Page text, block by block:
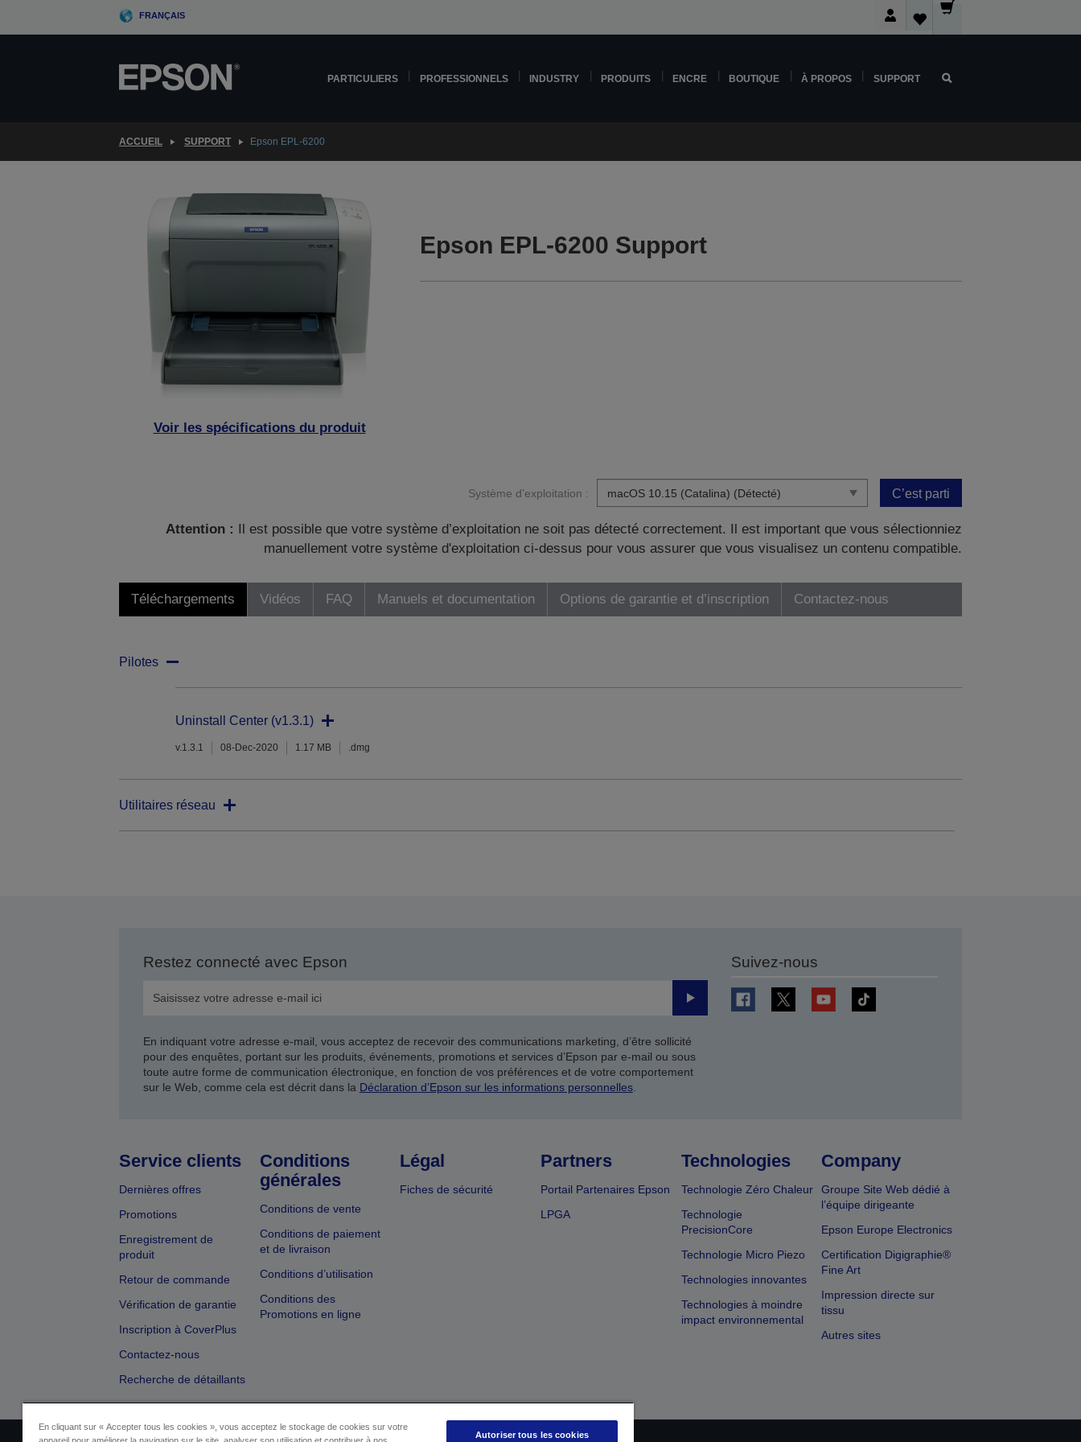
FRANÇAIS
PARTICULIERS PROFESSIONNELS INDUSTRY PRODUITS ENCRE BOUTIQUE À PROPOS SUPPORT
ACCUEIL SUPPORT Epson EPL-6200
Voir les spécifications du produit
Epson EPL-6200 Support
Système d’exploitation : C’est parti
Attention :
Il est possible que votre système d’exploitation ne soit pas détecté correctement. Il est important que vous sélectionniez
manuellement votre système d'exploitation ci-dessus pour vous assurer que vous visualisez un contenu compatible.
Téléchargements Vidéos FAQ Manuels et documentation Options de garantie et d’inscription Contactez-nous
Pilotes
Uninstall Center (v1.3.1)
v.1.3.1 08-Dec-2020 1.17 MB .dmg
Utilitaires réseau
Restez connecté avec Epson
Valider
En indiquant votre adresse e-mail, vous acceptez de recevoir des communications marketing, d’être sollicité
pour des enquêtes, portant sur les produits, événements, promotions et services d’Epson par e-mail ou sous
toute autre forme de communication électronique, en fonction de vos préférences et de votre comportement
sur le Web, comme cela est décrit dans la Déclaration d’Epson sur les informations personnelles.
Suivez-nous
Service clients
Dernières offres
Promotions
Enregistrement de
produit
Retour de commande
Vérification de garantie
Inscription à CoverPlus
Contactez-nous
Recherche de détaillants
Conditions
générales
Conditions de vente
Conditions de paiement
et de livraison
Conditions d’utilisation
Conditions des
Promotions en ligne
Légal
Fiches de sécurité
Partners
Portail Partenaires Epson
LPGA
Technologies
Technologie Zéro Chaleur
Technologie
PrecisionCore
Technologie Micro Piezo
Technologies innovantes
Technologies à moindre
impact environnemental
Company
Groupe Site Web dédié à
l’équipe dirigeante
Epson Europe Electronics
Certification Digigraphie®
Fine Art
Impression directe sur
tissu
Autres sites
En cliquant sur « Accepter tous les cookies », vous acceptez le stockage de cookies sur votre
Autoriser tous les cookies